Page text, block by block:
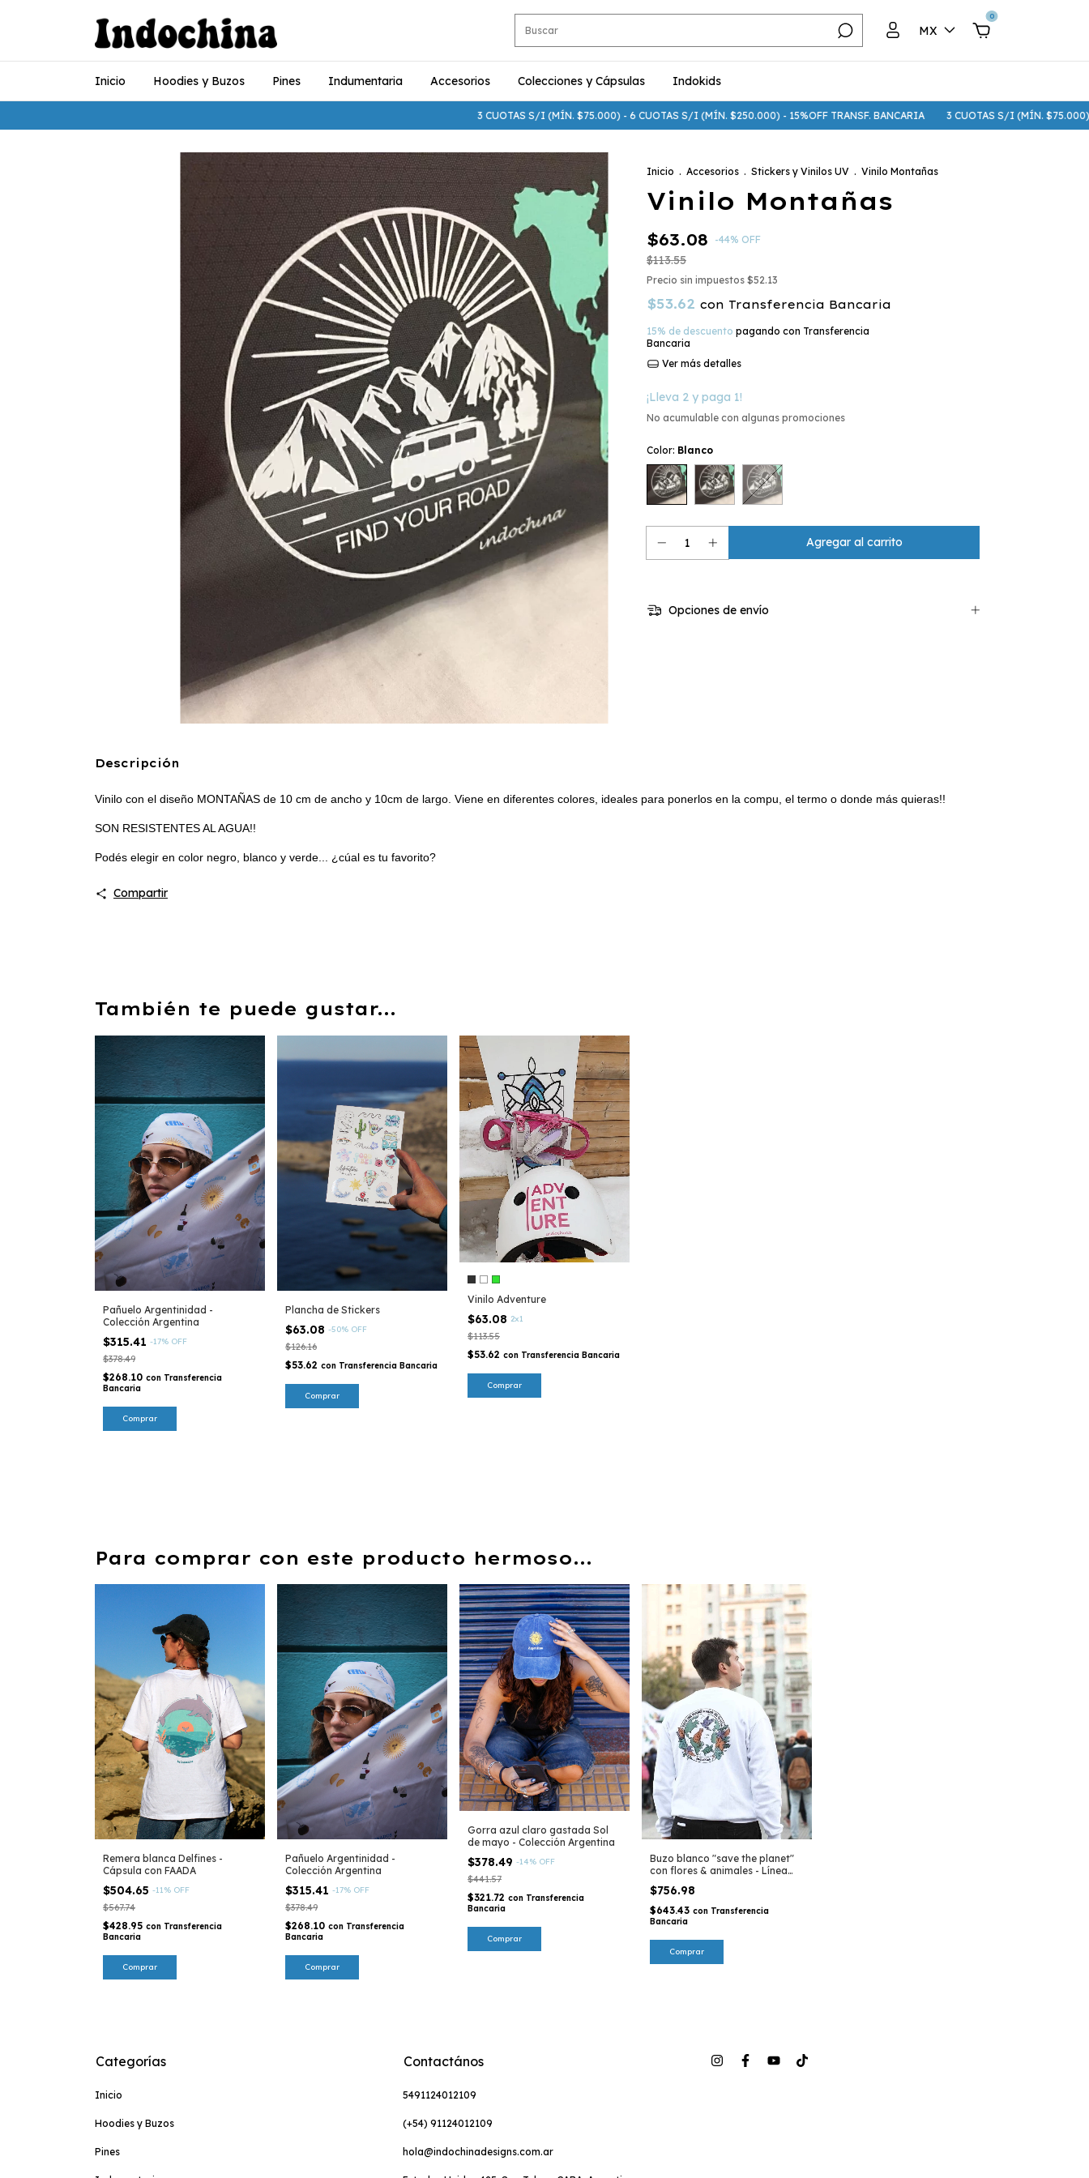
MX
0
Inicio Hoodies y Buzos Pines Indumentaria Accesorios Colecciones y Cápsulas Indokids
3 CUOTAS S/I (MÍN. $75.000) - 6 CUOTAS S/I (MÍN. $250.000) - 15%OFF TRANSF. BANCARIA 3 CUOTAS S/I (MÍN. $75.000) - 6
Inicio . Accesorios . Stickers y Vinilos UV . Vinilo Montañas
Vinilo Montañas
$63.08 -44% OFF
$113.55
Precio sin impuestos $52.13
$53.62 con Transferencia Bancaria
15% de descuento pagando con Transferencia
Bancaria
Ver más detalles
¡Lleva 2 y paga 1!
No acumulable con algunas promociones
Color: Blanco
Opciones de envío
Descripción
Vinilo con el diseño MONTAÑAS de 10 cm de ancho y 10cm de largo. Viene en diferentes colores, ideales para ponerlos en la compu, el termo o donde más quieras!!
SON RESISTENTES AL AGUA!!
Podés elegir en color negro, blanco y verde... ¿cúal es tu favorito?
Compartir
También te puede gustar...
Pañuelo Argentinidad -
Colección Argentina
$315.41 -17% OFF
$378.49
$268.10 con Transferencia
Bancaria
Plancha de Stickers
$63.08 -50% OFF
$126.16
$53.62 con Transferencia Bancaria
Vinilo Adventure
$63.08 2x1
$113.55
$53.62 con Transferencia Bancaria
Comprar
Para comprar con este producto hermoso...
Remera blanca Delfines -
Cápsula con FAADA
$504.65 -11% OFF
$567.74
$428.95 con Transferencia
Bancaria
Comprar
Pañuelo Argentinidad -
Colección Argentina
$315.41 -17% OFF
$378.49
$268.10 con Transferencia
Bancaria
Gorra azul claro gastada Sol
de mayo - Colección Argentina
$378.49 -14% OFF
$441.57
$321.72 con Transferencia
Bancaria
Buzo blanco "save the planet"
con flores & animales - Línea
$756.98
$643.43 con Transferencia
Bancaria
Comprar
Categorías
Inicio
Hoodies y Buzos
Pines
Contactános
5491124012109
(+54) 91124012109
hola@indochinadesigns.com.ar